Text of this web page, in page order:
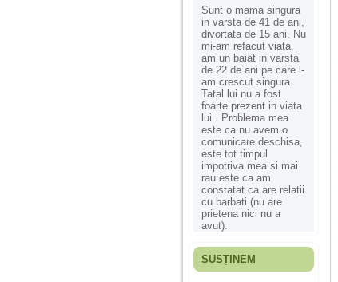
Sunt o mama singura
in varsta de 41 de ani,
divortata de 15 ani. Nu
mi-am refacut viata,
am un baiat in varsta
de 22 de ani pe care l-
am crescut singura.
Tatal lui nu a fost
foarte prezent in viata
lui . Problema mea
este ca nu avem o
comunicare deschisa,
este tot timpul
impotriva mea si mai
rau este ca am
constatat ca are relatii
cu barbati (nu are
prietena nici nu a
avut).
Fiica mea s-a nascut
SUSȚINEM